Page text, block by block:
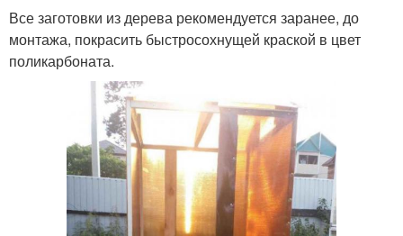
Все заготовки из дерева рекомендуется заранее, до
монтажа, покрасить быстросохнущей краской в цвет
поликарбоната.